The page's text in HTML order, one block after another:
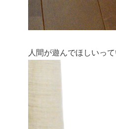
人間が遊んでほしいっ